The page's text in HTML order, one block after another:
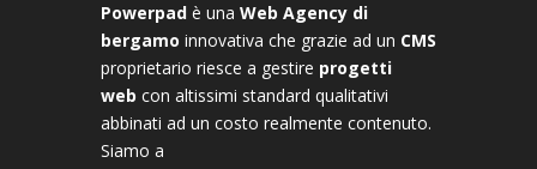
Powerpad è una Web Agency di
bergamo innovativa che grazie ad un CMS
proprietario riesce a gestire progetti
web con altissimi standard qualitativi
abbinati ad un costo realmente contenuto.
Siamo a